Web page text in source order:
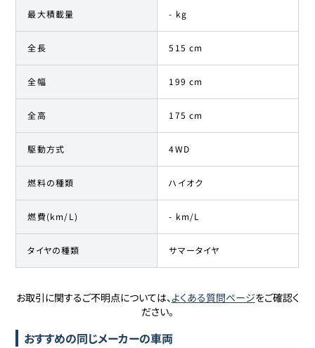
最大積載量 - kg
全長 515 cm
全幅 199 cm
全高 175 cm
駆動方式 4WD
燃料の種類 ハイオク
燃費(km/L) - km/L
タイヤの種類 サマータイヤ
お取引に関するご不明点については、よくある質問ページをご確認く
ださい。
おすすめの同じメーカーの車両